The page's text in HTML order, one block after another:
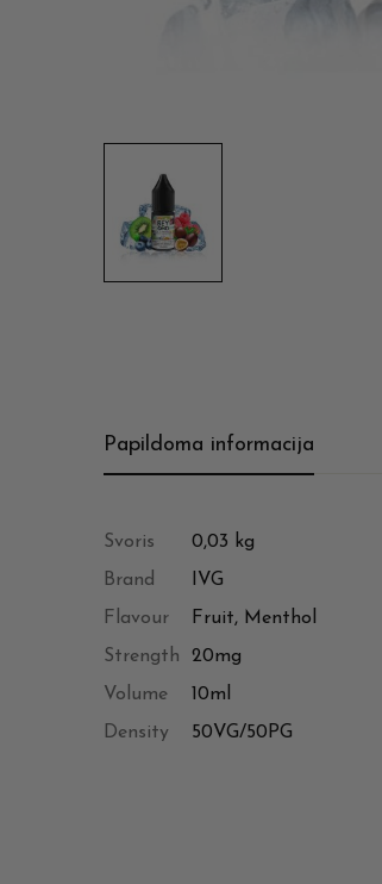
Papildoma informacija
Svoris
0,03 kg
Brand
IVG
Flavour
Fruit, Menthol
Strength
20mg
Volume
10ml
Density
50VG/50PG